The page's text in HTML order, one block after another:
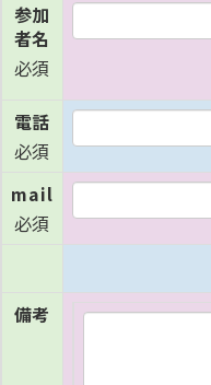
参加
者名
必須
電話
必須
mail
必須
備考